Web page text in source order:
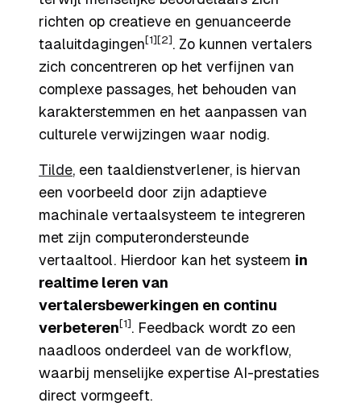
richten op creatieve en genuanceerde
taaluitdagingen [1] [2] . Zo kunnen vertalers
zich concentreren op het verfijnen van
complexe passages, het behouden van
karakterstemmen en het aanpassen van
culturele verwijzingen waar nodig.
Tilde, een taaldienstverlener, is hiervan
een voorbeeld door zijn adaptieve
machinale vertaalsysteem te integreren
met zijn computerondersteunde
vertaaltool. Hierdoor kan het systeem in
realtime leren van
vertalersbewerkingen en continu
verbeteren [1] . Feedback wordt zo een
naadloos onderdeel van de workflow,
waarbij menselijke expertise AI-prestaties
direct vormgeeft.